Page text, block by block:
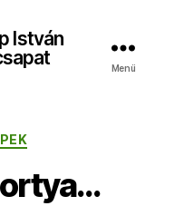
István
Menü